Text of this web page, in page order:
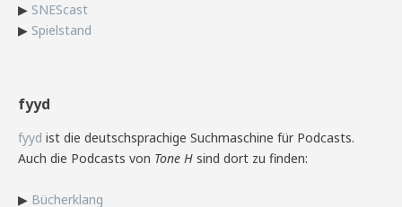
▶ SNEScast
▶ Spielstand
fyyd
fyyd ist die deutschsprachige Suchmaschine für Podcasts.
Auch die Podcasts von Tone H sind dort zu finden:
▶ Bücherklang